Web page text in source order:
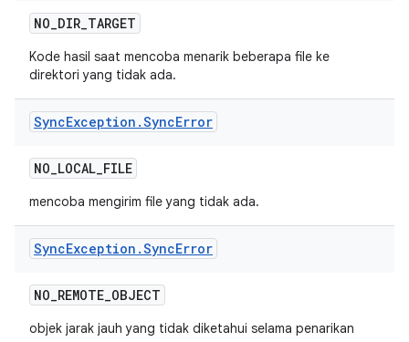
NO_DIR_TARGET
Kode hasil saat mencoba menarik beberapa file ke
direktori yang tidak ada.
SyncException .SyncError
NO_LOCAL_FILE
mencoba mengirim file yang tidak ada.
SyncException .SyncError
NO_REMOTE_OBJECT
objek jarak jauh yang tidak diketahui selama penarikan